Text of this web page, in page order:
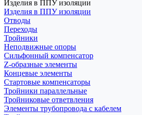
Изделия в ППУ изоляции
Изделия в ППУ изоляции
Отводы
Переходы
Тройники
Неподвижные опоры
Cильфонный компенсатор
Z-образные элементы
Концевые элементы
Стартовые компенсаторы
Тройники параллельные
Тройниковые ответвления
Элементы трубопровода с кабелем